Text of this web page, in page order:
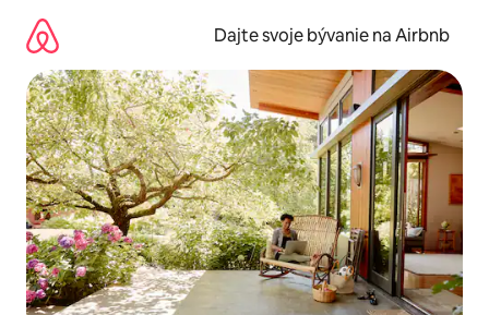
obsah.
Dajte svoje bývanie na Airbnb